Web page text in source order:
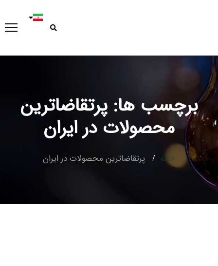
Type and hit enter
برچسب ها: پرتقاضاترین
محصولات در ایران
خانه پرتقاضاترین محصولات در ایران